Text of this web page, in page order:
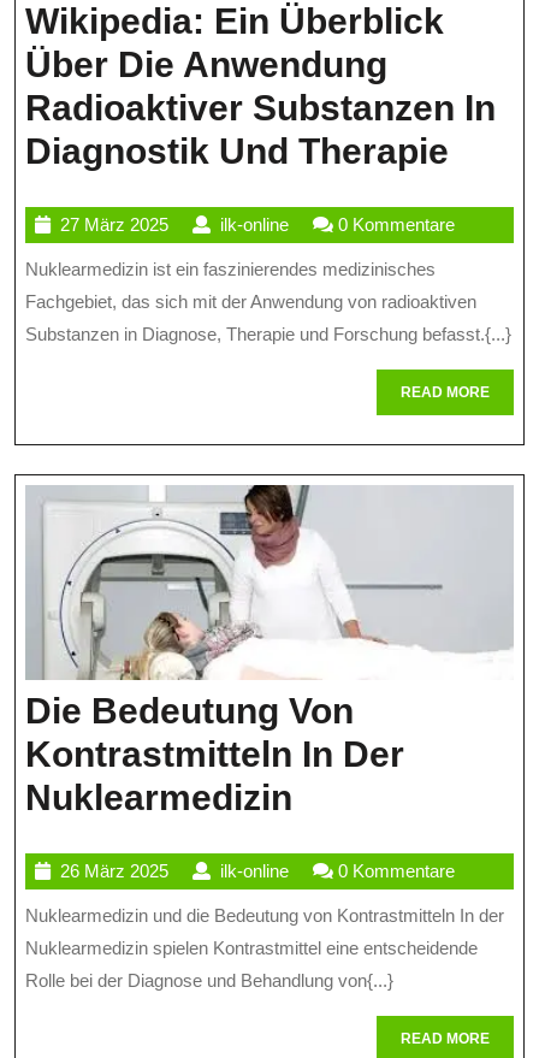
Wikipedia: Ein Überblick
Über Die Anwendung
Radioaktiver Substanzen In
Diagnostik Und Therapie
Von
Auf
Ein
Über
27 März 202527
März
2025
ilk-onlineilk-
online
0 Kommentare
Nuklearmedizin ist ein faszinierendes medizinisches
Fachgebiet, das sich mit der Anwendung von radioaktiven
Substanzen in Diagnose, Therapie und Forschung befasst.{...}
READ MOREREAD
MORE
Die Bedeutung Von
Kontrastmitteln In Der
Nuklearmedizin
Von
In
26 März 202526
März
2025
ilk-onlineilk-
online
0 Kommentare
Nuklearmedizin und die Bedeutung von Kontrastmitteln In der
Nuklearmedizin spielen Kontrastmittel eine entscheidende
Rolle bei der Diagnose und Behandlung von{...}
READ MOREREAD